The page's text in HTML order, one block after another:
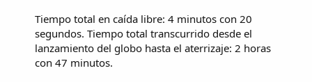
Tiempo total en caída libre: 4 minutos con 20
segundos. Tiempo total transcurrido desde el
lanzamiento del globo hasta el aterrizaje: 2 horas
con 47 minutos.